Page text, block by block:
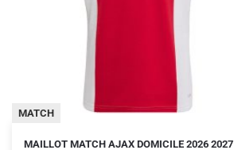
MATCH
MAILLOT MATCH AJAX DOMICILE 2026 2027
Le
Le
Ce